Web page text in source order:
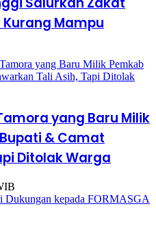
Mampu
yang Baru Milik
& Camat
Ditolak Warga